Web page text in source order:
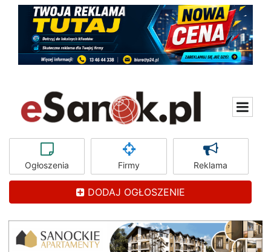
Ogłoszenia Firmy Reklama
DODAJ OGŁOSZENIE